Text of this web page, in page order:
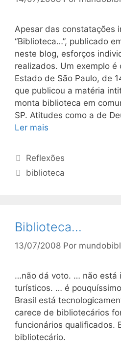
Apesar das constatações
“Biblioteca…”, publicado
neste blog, esforços
realizados. Um exemplo é
Estado de São Paulo, de
que publicou a matéria
monta biblioteca em
SP. Atitudes como a de
Ler mais
Categorias
Reflexões
Tags
biblioteca
Biblioteca…
13/07/2008 Por
…não dá voto. … não está
turísticos. … é
Brasil está
carece de bibliotecários
funcionários qualificados.
bibliotecário.